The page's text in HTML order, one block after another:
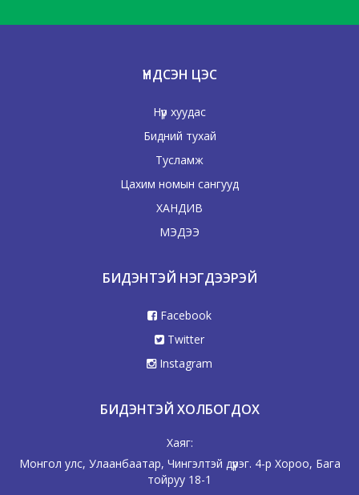
ҮНДСЭН ЦЭС
Нүүр хуудас
Бидний тухай
Тусламж
Цахим номын сангууд
ХАНДИВ
МЭДЭЭ
БИДЭНТЭЙ НЭГДЭЭРЭЙ
Facebook
Twitter
Instagram
БИДЭНТЭЙ ХОЛБОГДОХ
Хаяг:
Монгол улс, Улаанбаатар, Чингэлтэй дүүрэг. 4-р Хороо, Бага
тойруу 18-1